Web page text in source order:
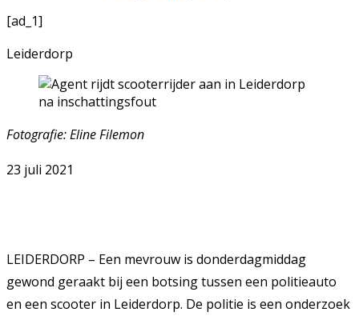
[ad_1]
Leiderdorp
Fotografie: Eline Filemon
23 juli 2021
LEIDERDORP – Een mevrouw is donderdagmiddag
gewond geraakt bij een botsing tussen een politieauto
en een scooter in Leiderdorp. De politie is een onderzoek